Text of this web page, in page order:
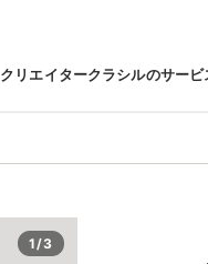
クリエイタークラシルのサービ
1/3